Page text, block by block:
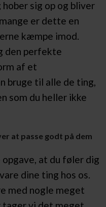
sig op og bliver
er dette en
kæmpe imod.
den perfekte
af et
bruge til alle de ting,
som du heller ikke
at passe godt på dem
at du føler dig
dine ting hos os.
med nogle meget